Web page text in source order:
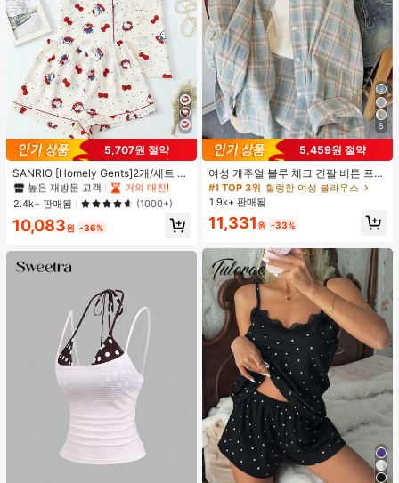
5,707원 절약
SANRIO [Homely Gents]2개/세트 여
성 프린트 라펠 반팔 버튼 포켓 상의
및 보우 반바지 잠옷 세트, 캐주얼 홈
웨어, 봄/여름에 적합
#1 TOP 3위
프라이드 월 여성 파자마 세트
높은 재방문 고객
거의 매진!
#1 TOP 3위
프라이드 월 여성 파자마 세트
높은 재방문 고객
거의 매진!
#1 TOP 3위
프라이드 월 여성 파자마 세트
높은 재방문 고객
거의 매진!
#1 TOP 3위
프라이드 월 여성 파자마 세트
높은 재방문 고객
2.4k+ 판매됨 (1000+)
10,083원 -36%
5
5,459원 절약
여성 캐주얼 블루 체크 긴팔 버튼 프론
트 폴리에스터 셔츠, 레귤러 핏, 봄 의
류, 편안한 스타일
#1 TOP 3위 헐렁한 여성 블라우스
1.9k+ 판매됨
11,331 원 -33%